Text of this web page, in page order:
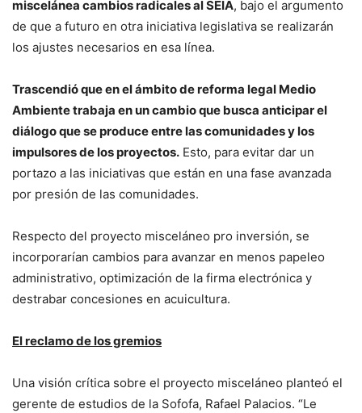
miscelánea cambios radicales al SEIA, bajo el argumento
de que a futuro en otra iniciativa legislativa se realizarán
los ajustes necesarios en esa línea.
Trascendió que en el ámbito de reforma legal Medio
Ambiente trabaja en un cambio que busca anticipar el
diálogo que se produce entre las comunidades y los
impulsores de los proyectos. Esto, para evitar dar un
portazo a las iniciativas que están en una fase avanzada
por presión de las comunidades.
Respecto del proyecto misceláneo pro inversión, se
incorporarían cambios para avanzar en menos papeleo
administrativo, optimización de la firma electrónica y
destrabar concesiones en acuicultura.
El reclamo de los gremios
Una visión crítica sobre el proyecto misceláneo planteó el
gerente de estudios de la Sofofa, Rafael Palacios. “Le